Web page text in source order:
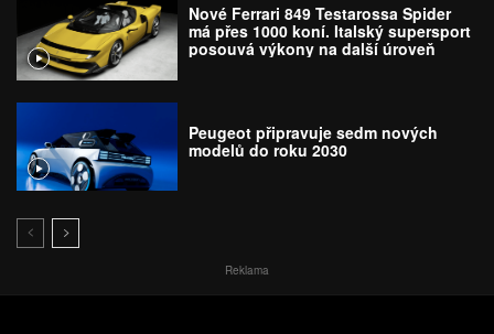
Nové Ferrari 849 Testarossa Spider
má přes 1000 koní. Italský supersport
posouvá výkony na další úroveň
Peugeot připravuje sedm nových
modelů do roku 2030
Reklama